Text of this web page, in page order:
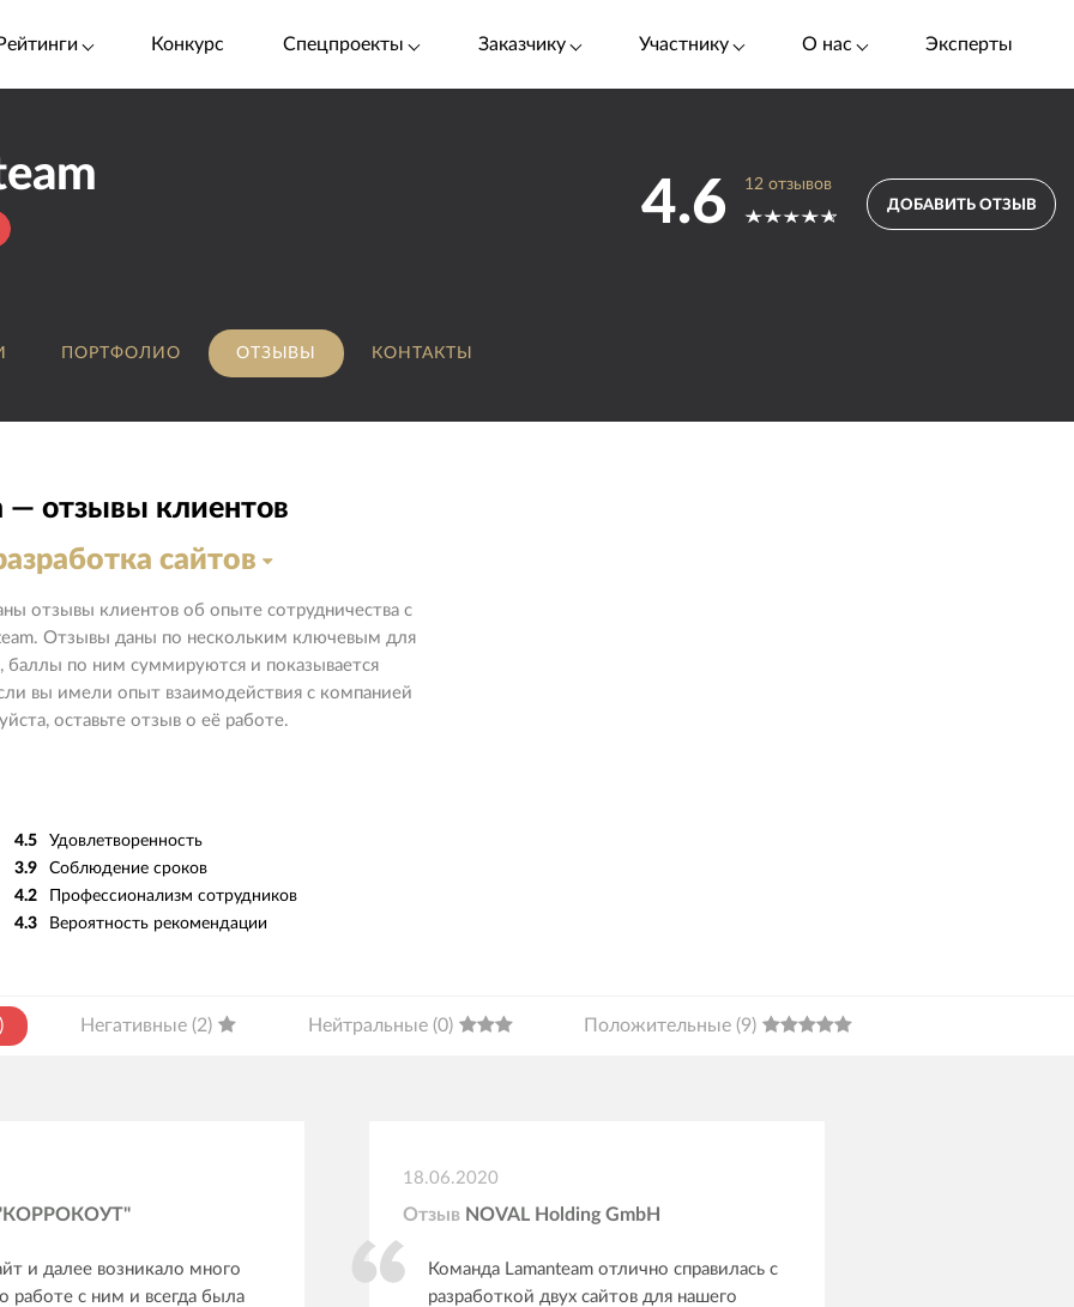
Конкурс Спецпроекты Заказчику Участнику О нас Эксперты
4.6 12 отзывов
ДОБАВИТЬ ОТЗЫВ
ПОРТФОЛИО ОТЗЫВЫ КОНТАКТЫ
— отзывы клиентов
сайтов
отзывы клиентов об опыте сотрудничества с
Отзывы даны по нескольким ключевым для
баллы по ним суммируются и показывается
вы имели опыт взаимодействия с компанией
оставьте отзыв о её работе.
4.5
Удовлетворенность
3.9
Соблюдение сроков
4.2
Профессионализм сотрудников
4.3
Вероятность рекомендации
) Негативные (2) Нейтральные(0) Положительные(9)
и далее возникало много
работе с ним и всегда была
18.06.2020
Отзыв NOVAL Holding GmbH
Команда Lamanteam отлично справилась с
разработкой двух сайтов для нашего